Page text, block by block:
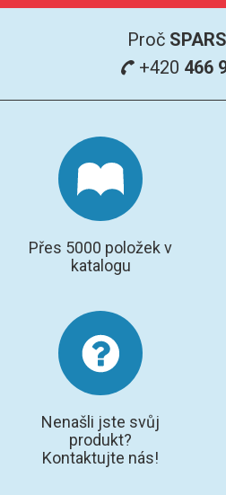
AFM SONDY
SUBSTRÁTY
KALIBRACE
TERS
RAMAN
Proč
+420 466
Přes 5000 položek v
katalogu
Nenašli jste svůj
produkt?
Kontaktujte nás!